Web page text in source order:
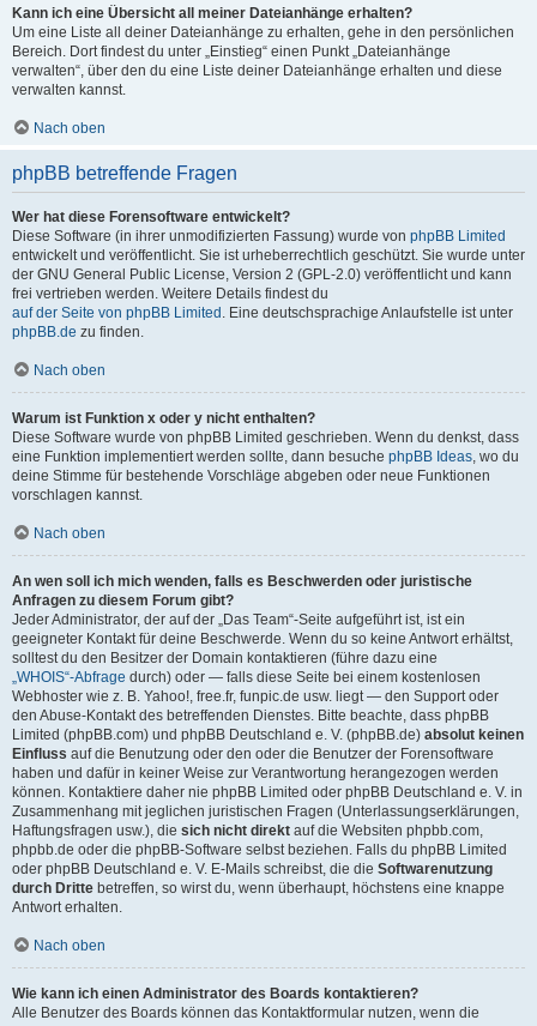
Kann ich eine Übersicht all meiner Dateianhänge erhalten?
Um eine Liste all deiner Dateianhänge zu erhalten, gehe in den persönlichen
Bereich. Dort findest du unter „Einstieg“ einen Punkt „Dateianhänge
verwalten“, über den du eine Liste deiner Dateianhänge erhalten und diese
verwalten kannst.
Nach oben
phpBB betreffende Fragen
Wer hat diese Forensoftware entwickelt?
Diese Software (in ihrer unmodifizierten Fassung) wurde von phpBB Limited
entwickelt und veröffentlicht. Sie ist urheberrechtlich geschützt. Sie wurde unter
der GNU General Public License, Version 2 (GPL-2.0) veröffentlicht und kann
frei vertrieben werden. Weitere Details findest du
auf der Seite von phpBB Limited . Eine deutschsprachige Anlaufstelle ist unter
phpBB.de zu finden.
Nach oben
Warum ist Funktion x oder y nicht enthalten?
Diese Software wurde von phpBB Limited geschrieben. Wenn du denkst, dass
eine Funktion implementiert werden sollte, dann besuche phpBB Ideas, wo du
deine Stimme für bestehende Vorschläge abgeben oder neue Funktionen
vorschlagen kannst.
Nach oben
An wen soll ich mich wenden, falls es Beschwerden oder juristische
Anfragen zu diesem Forum gibt?
Jeder Administrator, der auf der „Das Team“-Seite aufgeführt ist, ist ein
geeigneter Kontakt für deine Beschwerde. Wenn du so keine Antwort erhältst,
solltest du den Besitzer der Domain kontaktieren (führe dazu eine
„WHOIS“-Abfrage durch) oder — falls diese Seite bei einem kostenlosen
Webhoster wie z. B. Yahoo!, free.fr, funpic.de usw. liegt — den Support oder
den Abuse-Kontakt des betreffenden Dienstes. Bitte beachte, dass phpBB
Limited (phpBB.com) und phpBB Deutschland e. V. (phpBB.de) absolut keinen
Einfluss auf die Benutzung oder den oder die Benutzer der Forensoftware
haben und dafür in keiner Weise zur Verantwortung herangezogen werden
können. Kontaktiere daher nie phpBB Limited oder phpBB Deutschland e. V. in
Zusammenhang mit jeglichen juristischen Fragen (Unterlassungserklärungen,
Haftungsfragen usw.), die sich nicht direkt auf die Websiten phpbb.com,
phpbb.de oder die phpBB-Software selbst beziehen. Falls du phpBB Limited
oder phpBB Deutschland e. V. E-Mails schreibst, die die Softwarenutzung
durch Dritte betreffen, so wirst du, wenn überhaupt, höchstens eine knappe
Antwort erhalten.
Nach oben
Wie kann ich einen Administrator des Boards kontaktieren?
Alle Benutzer des Boards können das Kontaktformular nutzen, wenn die